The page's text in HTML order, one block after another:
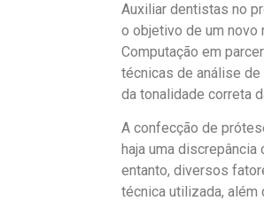
Auxiliar dentistas no
o objetivo de um
Computação em
técnicas de análise
da tonalidade correta
A confecção de
haja uma
entanto, diversos
técnica utilizada, além